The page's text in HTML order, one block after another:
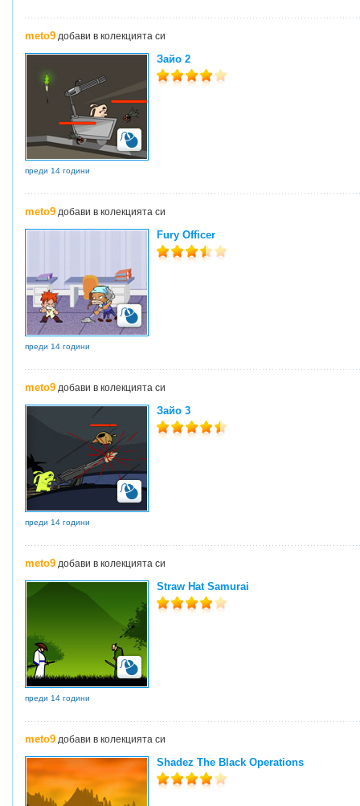
meto9 добави в колекцията си
Зайо 2
преди 14 години
meto9 добави в колекцията си
Fury Officer
преди 14 години
meto9 добави в колекцията си
Зайо 3
преди 14 години
meto9 добави в колекцията си
Straw Hat Samurai
преди 14 години
meto9 добави в колекцията си
Shadez The Black Operations